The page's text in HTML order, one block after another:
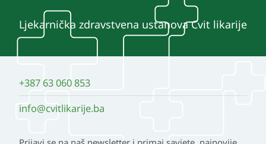
Ljekarnička zdravstvena ustanova Cvit likarije
+387 63 060 853
info@cvitlikarije.ba